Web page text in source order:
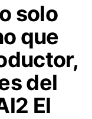
solo
que
del
El